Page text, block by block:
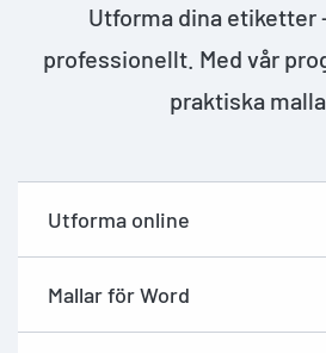
Utforma dina etiketter
professionellt. Med vår
praktiska
Utforma online
Mallar för Word